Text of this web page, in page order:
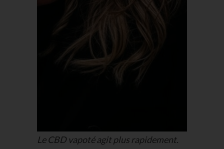
Le CBD vapoté agit plus rapidement.